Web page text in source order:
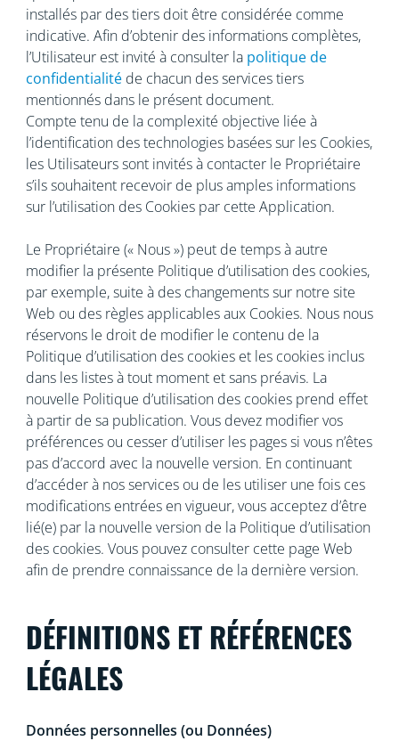
installés par des tiers doit être considérée comme
indicative. Afin d’obtenir des informations complètes,
l’Utilisateur est invité à consulter la politique de
confidentialitéde chacun des services tiers
mentionnés dans le présent document.
Compte tenu de la complexité objective liée à
l’identification des technologies basées sur les Cookies,
les Utilisateurs sont invités à contacter le Propriétaire
s’ils souhaitent recevoir de plus amples informations
sur l’utilisation des Cookies par cette Application.
Le Propriétaire (« Nous ») peut de temps à autre
modifier la présente Politique d’utilisation des cookies,
par exemple, suite à des changements sur notre site
Web ou des règles applicables aux Cookies. Nous nous
réservons le droit de modifier le contenu de la
Politique d’utilisation des cookies et les cookies inclus
dans les listes à tout moment et sans préavis. La
nouvelle Politique d’utilisation des cookies prend effet
à partir de sa publication. Vous devez modifier vos
préférences ou cesser d’utiliser les pages si vous n’êtes
pas d’accord avec la nouvelle version. En continuant
d’accéder à nos services ou de les utiliser une fois ces
modifications entrées en vigueur, vous acceptez d’être
lié(e) par la nouvelle version de la Politique d’utilisation
des cookies. Vous pouvez consulter cette page Web
afin de prendre connaissance de la dernière version.
DÉFINITIONS ET RÉFÉRENCES
LÉGALES
Données personnelles (ou Données)